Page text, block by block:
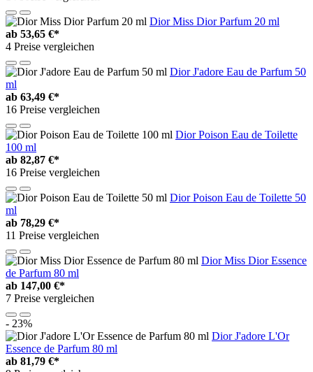
Dior Miss Dior Parfum 20 ml
ab 53,65 €*
4 Preise vergleichen
Dior J'adore Eau de Parfum 50
ml
ab 63,49 €*
16 Preise vergleichen
Dior Poison Eau de Toilette
100 ml
ab 82,87 €*
16 Preise vergleichen
Dior Poison Eau de Toilette 50
ml
ab 78,29 €*
11 Preise vergleichen
Dior Miss Dior Essence
de Parfum 80 ml
ab 147,00 €*
7 Preise vergleichen
- 23%
Dior J'adore L'Or
Essence de Parfum 80 ml
ab 81,79 €*